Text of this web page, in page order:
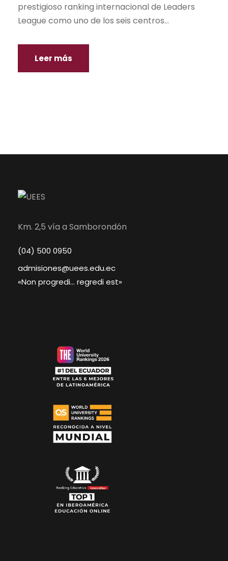
prestigioso ranking internacional de Leaders
League como uno de los seis centros...
Leer más
Km. 2,5 vía a Samborondón
(04) 500 0950
admisiones@uees.edu.ec
«Non progredi… regredi est»